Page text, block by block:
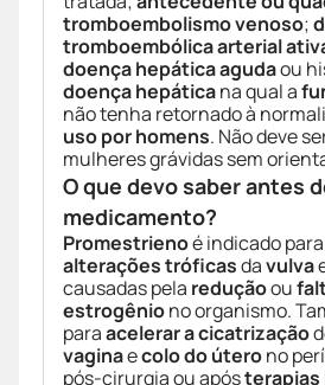
tromboembolismo venoso;
tromboembólica arterial
doença hepática agudaou
doença hepáticana qual a
não tenha retornado à
uso por homens. Não deve
mulheres grávidas sem
O que devo saber antes
medicamento?
Promestrienoé indicado
alterações tróficasdavulva
causadas pela reduçãoou
estrogêniono organismo.
paraacelerar a cicatrização
vaginaecolo do úterono
pós-cirurgia ou apósterapias